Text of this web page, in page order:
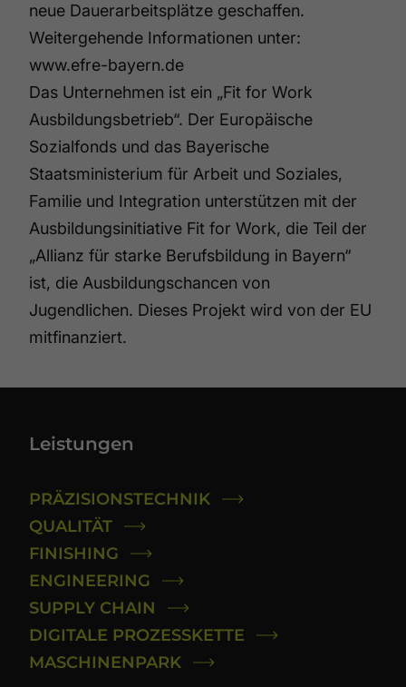
neue Dauerarbeitsplätze geschaffen.
Weitergehende Informationen unter:
www.efre-bayern.de
Das Unternehmen ist ein „Fit for Work
Ausbildungsbetrieb“. Der Europäische
Sozialfonds und das Bayerische
Staatsministerium für Arbeit und Soziales,
Familie und Integration unterstützen mit der
Ausbildungsinitiative Fit for Work, die Teil der
„Allianz für starke Berufsbildung in Bayern“
ist, die Ausbildungschancen von
Jugendlichen. Dieses Projekt wird von der EU
mitfinanziert.
Leistungen
PRÄZISIONSTECHNIK
QUALITÄT
FINISHING
ENGINEERING
SUPPLY CHAIN
DIGITALE PROZESSKETTE
MASCHINENPARK